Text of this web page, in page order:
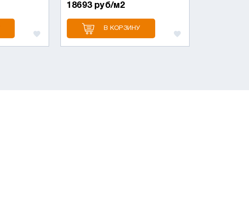
18693 руб/м2
В КОРЗИНУ